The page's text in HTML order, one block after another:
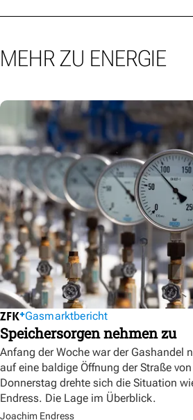
MEHR ZU ENERGIE
Gasmarktbericht
Speichersorgen nehmen zu
Anfang der Woche war der Gashandel
auf eine baldige Öffnung der Straße
Donnerstag drehte sich die Situation
Endress. Die Lage im Überblick.
Joachim Endress